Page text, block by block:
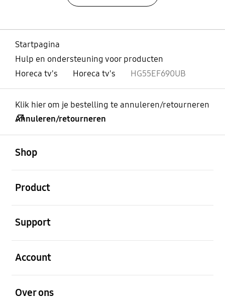
Startpagina
Hulp en ondersteuning voor producten
Horeca tv's
Horeca tv's HG55EF690UB
Klik hier om je bestelling te annuleren/retourneren
Annuleren/retourneren
Shop
Product
Support
Account
Over ons